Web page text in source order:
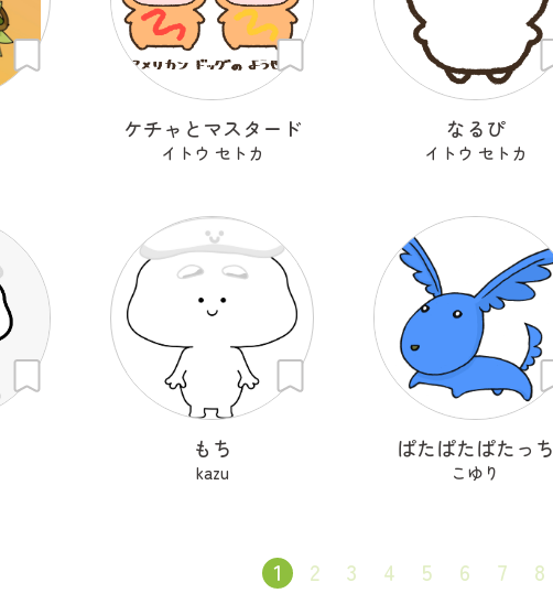
ケチャとマスタード
イトウ セトカ
なるぴ
イトウ セトカ
もち
kazu
ぱたぱたぱたっち
こゆり
1 2 3 4 5 6 7 8